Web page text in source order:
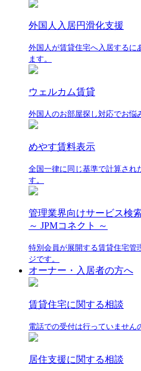
外国人入居円滑化支援
外国人が賃貸住宅へ入居するに
ます。
ウェルカム賃貸
外国人のお部屋探し対応でお悩
めやす賃料表示
全国一律に同じ基準で計算され
す。
管理業界向けサービス検
～ JPMコネクト ～
特別会員が展開する賃貸住宅管
ジです。
オーナー・入居者の方へ
賃貸住宅に関する相談
電話での受付は行っていません
居住支援に関する相談